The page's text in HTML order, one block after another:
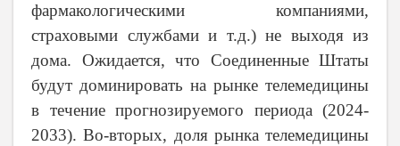
фармакологическими компаниями,
страховыми службами и т.д.) не выходя из
дома. Ожидается, что Соединенные Штаты
будут доминировать на рынке телемедицины
в течение прогнозируемого периода (2024-
2033). Во-вторых, доля рынка телемедицины